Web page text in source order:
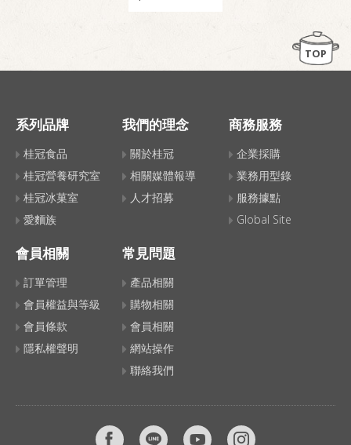
TOP
系列品牌
桂冠食品
桂冠營養研究室
桂冠冰菓室
愛麵族
我們的理念
關於桂冠
相關媒體報導
人才招募
商務服務
企業採購
業務用型錄
服務據點
Global Site
會員相關
訂單管理
會員權益與等級
會員條款
隱私權聲明
常見問題
產品相關
購物相關
會員相關
網站操作
聯絡我們